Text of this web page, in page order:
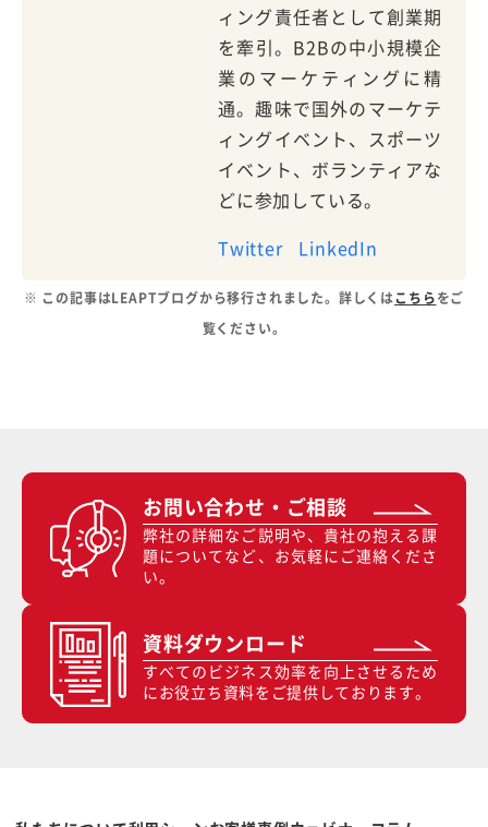
ィング責任者として創業期
を牽引。B2Bの中小規模企
業のマーケティングに精
通。趣味で国外のマーケテ
ィングイベント、スポーツ
イベント、ボランティアな
どに参加している。
Twitter
LinkedIn
※ この記事はLEAPTブログから移行されました。詳しくはこちらをご
覧ください。
お問い合わせ・ご相談
弊社の詳細なご説明や、貴社の抱える課
題についてなど、お気軽にご連絡くださ
い。
資料ダウンロード
すべてのビジネス効率を向上させるため
にお役立ち資料をご提供しております。